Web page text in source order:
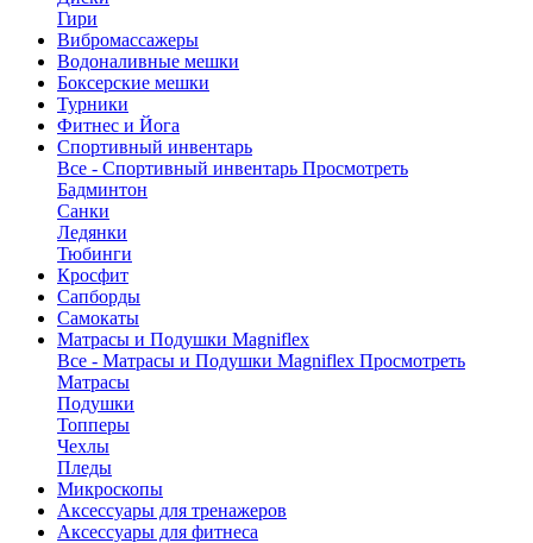
Гири
Вибромассажеры
Водоналивные мешки
Боксерские мешки
Турники
Фитнес и Йога
Спортивный инвентарь
Все - Спортивный инвентарь Просмотреть
Бадминтон
Санки
Ледянки
Тюбинги
Кросфит
Сапборды
Самокаты
Матрасы и Подушки Magniflex
Все - Матрасы и Подушки Magniflex Просмотреть
Матрасы
Подушки
Топперы
Чехлы
Пледы
Микроскопы
Аксессуары для тренажеров
Аксессуары для фитнеса